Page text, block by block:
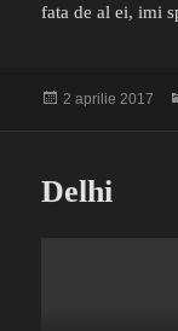
fata de al ei, imi
Publicat
2 aprilie 2017
Delhi